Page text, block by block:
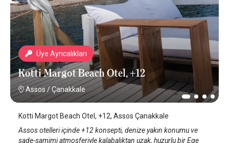
Üye Ayrıcalıkları
Kotti Margot Beach Otel, +12
Assos /Çanakkale
Kotti Margot Beach Otel, +12, Assos Çanakkale
Assos otelleri içinde +12 konsepti, denize yakın konumu ve
sade-samimi atmosferiyle kalabalıktan uzak, huzurlu bir Ege